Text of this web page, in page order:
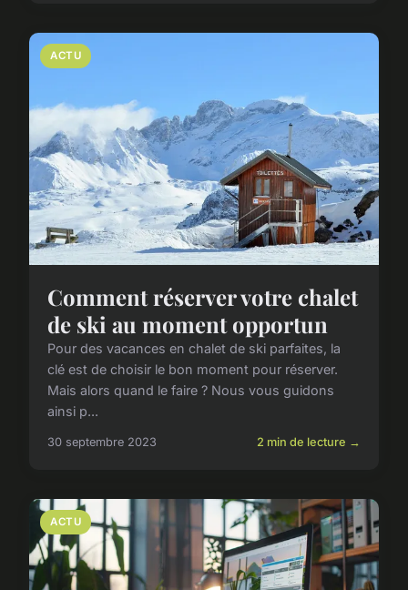
ACTU
Comment réserver votre chalet
de ski au moment opportun
Pour des vacances en chalet de ski parfaites, la
clé est de choisir le bon moment pour réserver.
Mais alors quand le faire ? Nous vous guidons
ainsi p...
30 septembre 2023 2 min de lecture →
ACTU